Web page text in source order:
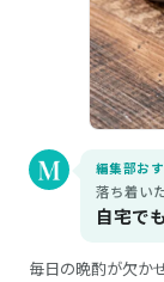
編集部お
落ち着い
自宅で
毎日の晩酌が欠か